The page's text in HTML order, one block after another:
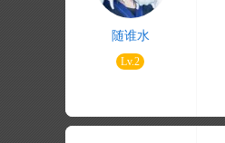
随谁水
Lv.2